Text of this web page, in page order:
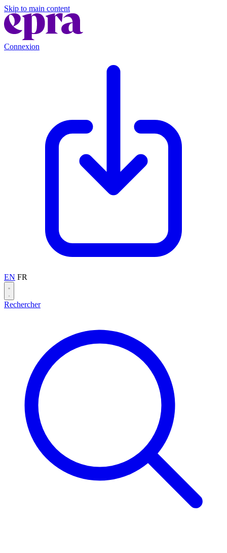
Skip to main content
Connexion
EN FR
Rechercher